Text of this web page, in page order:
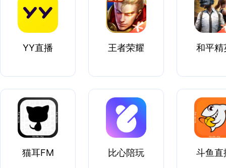
YY直播 王者荣耀 和平精
猫耳FM 比心陪玩 斗鱼直